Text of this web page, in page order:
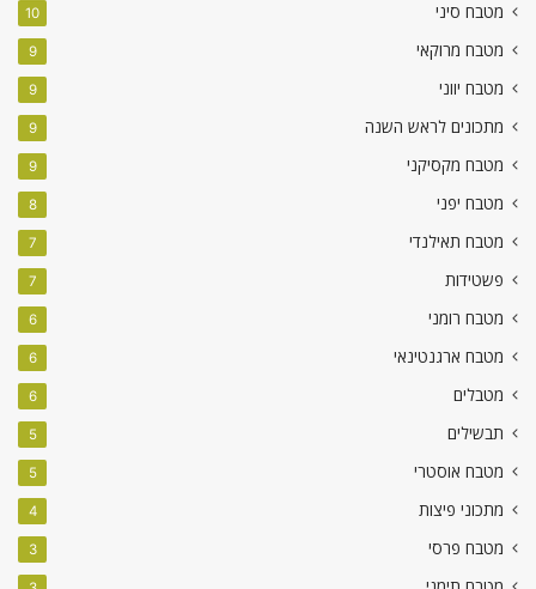
מטבח סיני 10
מטבח מרוקאי 9
מטבח יווני 9
מתכונים לראש השנה 9
מטבח מקסיקני 9
מטבח יפני 8
מטבח תאילנדי 7
פשטידות 7
מטבח רומני 6
מטבח ארגנטינאי 6
מטבלים 6
תבשילים 5
מטבח אוסטרי 5
מתכוני פיצות 4
מטבח פרסי 3